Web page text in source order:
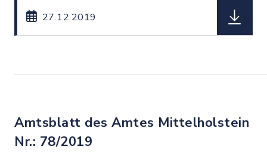
27.12.2019
Amtsblatt des Amtes Mittelholstein
Nr.: 78/2019